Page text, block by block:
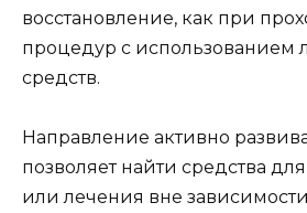
восстановление, как при
процедур с использованием
средств.
Направление активно
позволяет найти средства
или лечения вне